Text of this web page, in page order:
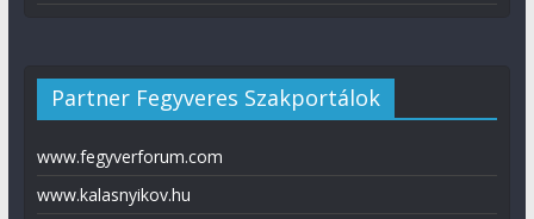
Partner Fegyveres Szakportálok
www.fegyverforum.com
www.kalasnyikov.hu